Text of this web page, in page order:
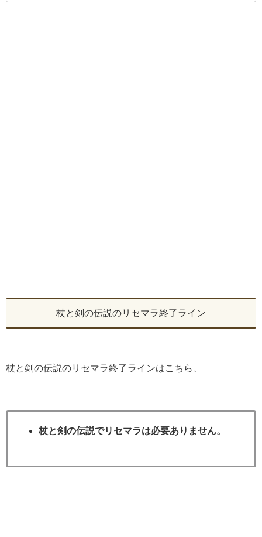
杖と剣の伝説のリセマラ終了ライン
杖と剣の伝説のリセマラ終了ラインはこちら、
杖と剣の伝説でリセマラは必要ありません。